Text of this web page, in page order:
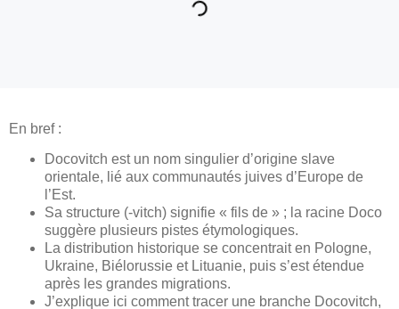
En bref :
Docovitch est un nom singulier d’origine slave
orientale, lié aux communautés juives d’Europe de
l’Est.
Sa structure (-vitch) signifie « fils de » ; la racine Doco
suggère plusieurs pistes étymologiques.
La distribution historique se concentrait en Pologne,
Ukraine, Biélorussie et Lituanie, puis s’est étendue
après les grandes migrations.
J’explique ici comment tracer une branche Docovitch,